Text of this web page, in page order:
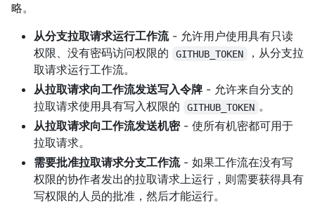
略。
从分支拉取请求运行工作流- 允许用户使用具有只读
权限、没有密码访问权限的
GITHUB_TOKEN
，从分支拉
取请求运行工作流。
从拉取请求向工作流发送写入令牌 - 允许来自分支的
拉取请求使用具有写入权限的
GITHUB_TOKEN 。
从拉取请求向工作流发送机密- 使所有机密都可用于
拉取请求。
需要批准拉取请求分支工作流- 如果工作流在没有写
权限的协作者发出的拉取请求上运行，则需要获得具有
写权限的人员的批准，然后才能运行。